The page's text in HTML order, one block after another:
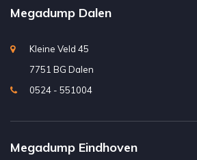
Megadump Dalen
Kleine Veld 45
7751 BG Dalen
0524 - 551004
Megadump Eindhoven